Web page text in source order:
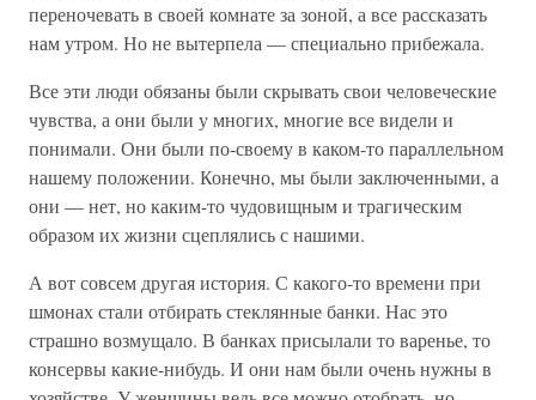
переночевать в своей комнате за зоной, а все рассказать
нам утром. Но не вытерпела — специально прибежала.
Все эти люди обязаны были скрывать свои человеческие
чувства, а они были у многих, многие все видели и
понимали. Они были по-своему в каком-то параллельном
нашему положении. Конечно, мы были заключенными, а
они — нет, но каким-то чудовищным и трагическим
образом их жизни сцеплялись с нашими.
А вот совсем другая история. С какого-то времени при
шмонах стали отбирать стеклянные банки. Нас это
страшно возмущало. В банках присылали то варенье, то
консервы какие-нибудь. И они нам были очень нужны в